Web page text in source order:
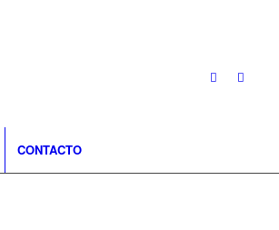
CONTACTO